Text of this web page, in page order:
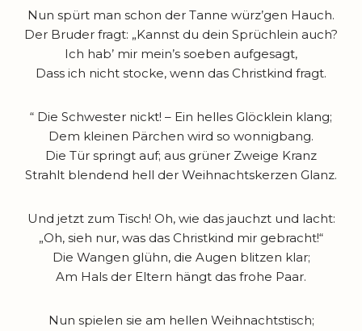
Nun spürt man schon der Tanne würz’gen Hauch.
Der Bruder fragt: „Kannst du dein Sprüchlein auch?
Ich hab’ mir mein’s soeben aufgesagt,
Dass ich nicht stocke, wenn das Christkind fragt.
“ Die Schwester nickt! – Ein helles Glöcklein klang;
Dem kleinen Pärchen wird so wonnigbang.
Die Tür springt auf; aus grüner Zweige Kranz
Strahlt blendend hell der Weihnachtskerzen Glanz.
Und jetzt zum Tisch! Oh, wie das jauchzt und lacht:
„Oh, sieh nur, was das Christkind mir gebracht!“
Die Wangen glühn, die Augen blitzen klar;
Am Hals der Eltern hängt das frohe Paar.
Nun spielen sie am hellen Weihnachtstisch;